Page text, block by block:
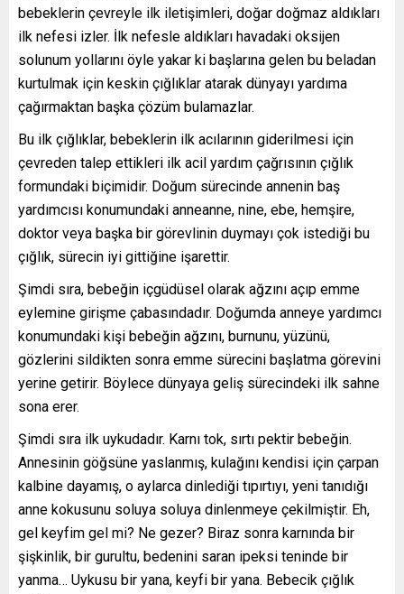
bebeklerin çevreyle ilk iletişimleri, doğar doğmaz aldıkları
ilk nefesi izler. İlk nefesle aldıkları havadaki oksijen
solunum yollarını öyle yakar ki başlarına gelen bu beladan
kurtulmak için keskin çığlıklar atarak dünyayı yardıma
çağırmaktan başka çözüm bulamazlar.
Bu ilk çığlıklar, bebeklerin ilk acılarının giderilmesi için
çevreden talep ettikleri ilk acil yardım çağrısının çığlık
formundaki biçimidir. Doğum sürecinde annenin baş
yardımcısı konumundaki anneanne, nine, ebe, hemşire,
doktor veya başka bir görevlinin duymayı çok istediği bu
çığlık, sürecin iyi gittiğine işarettir.
Şimdi sıra, bebeğin içgüdüsel olarak ağzını açıp emme
eylemine girişme çabasındadır. Doğumda anneye yardımcı
konumundaki kişi bebeğin ağzını, burnunu, yüzünü,
gözlerini sildikten sonra emme sürecini başlatma görevini
yerine getirir. Böylece dünyaya geliş sürecindeki ilk sahne
sona erer.
Şimdi sıra ilk uykudadır. Karnı tok, sırtı pektir bebeğin.
Annesinin göğsüne yaslanmış, kulağını kendisi için çarpan
kalbine dayamış, o aylarca dinlediği tıpırtıyı, yeni tanıdığı
anne kokusunu soluya soluya dinlenmeye çekilmiştir. Eh,
gel keyfim gel mi? Ne gezer? Biraz sonra karnında bir
şişkinlik, bir gurultu, bedenini saran ipeksi teninde bir
yanma… Uykusu bir yana, keyfi bir yana. Bebecik çığlık